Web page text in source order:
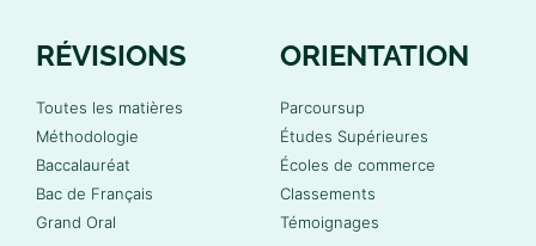
RÉVISIONS
Toutes les matières
Méthodologie
Baccalauréat
Bac de Français
Grand Oral
ORIENTATION
Parcoursup
Études Supérieures
Écoles de commerce
Classements
Témoignages